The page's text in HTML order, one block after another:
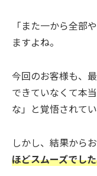
「また一から全部
ますよね。
今回のお客様も、
できていなくて本
な」と覚悟されてい
しかし、結果から
ほどスムーズでし